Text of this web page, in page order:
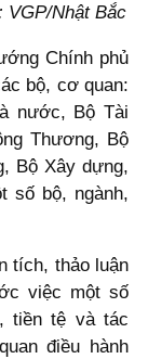
VGP/Nhật Bắc
Chính phủ
bộ, cơ quan:
nước, Bộ Tài
Thương, Bộ
Bộ Xây dựng,
số bộ, ngành,
tích, thảo luận
việc một số
tiền tệ và tác
điều hành